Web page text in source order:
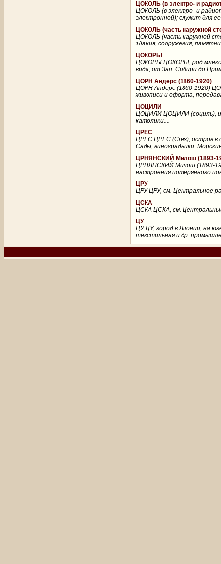
ЦОКОЛЬ (в электро- и
ЦОКОЛЬ (в электро- и
электронной); служит для
ЦОКОЛЬ (часть наружной
ЦОКОЛЬ (часть наружной
здания, сооружения,
ЦОКОРЫ
ЦОКОРЫ ЦОКОРЫ, род
вида, от Зап. Сибири до
ЦОРН Андерс (1860-1920)
ЦОРН Андерс (1860-1920)
живописи и офорта,
ЦОЦИЛИ
ЦОЦИЛИ ЦОЦИЛИ (социль),
католики....
ЦРЕС
ЦРЕС ЦРЕС (Cres), остров в
Сады, виноградники.
ЦРНЯНСКИЙ Милош (1893-
ЦРНЯНСКИЙ Милош (1893-
настроения потерянного
ЦРУ
ЦРУ ЦРУ, см. Центральное
ЦСКА
ЦСКА ЦСКА, см.
ЦУ
ЦУ ЦУ, город в Японии, на
текстильная и др.